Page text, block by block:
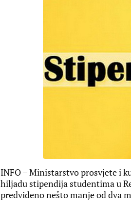
INFO – Ministarstvo prosvjete i
hiljadu stipendija studentima u
predviđeno nešto manje od dva